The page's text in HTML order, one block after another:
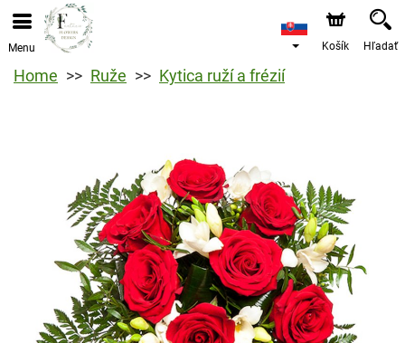
Menu Košík Hľadať
Home Ruže Kytica ruží a frézií